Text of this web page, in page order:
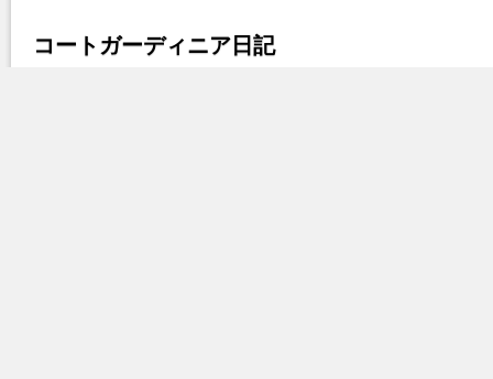
コートガーディニア日記